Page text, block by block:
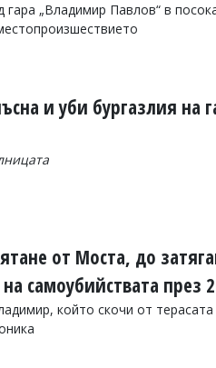
гара „Владимир Павлов“ в
и уби бургазлия на
от Моста, до
самоубийствата през
който скочи от